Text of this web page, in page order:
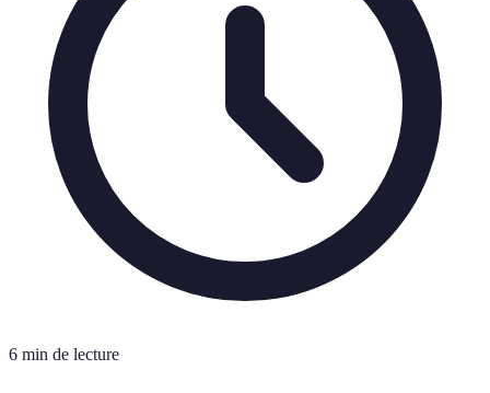
6 min de lecture